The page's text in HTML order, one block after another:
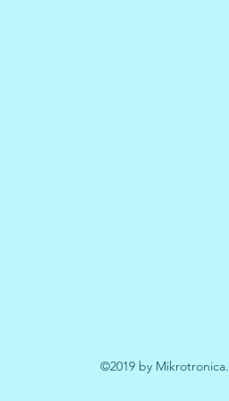
©2019 by Mikrotronica.